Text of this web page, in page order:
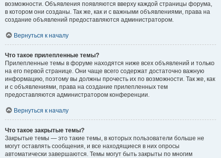
возможности. Объявления появляются вверху каждой страницы форума,
в котором они созданы. Так же, как и с важными объявлениями, права на
создание объявлений предоставляются администратором.
Вернуться к началу
Что такое прилепленные темы?
Прилепленные темы в форуме находятся ниже всех объявлений и только
на его первой странице. Они чаще всего содержат достаточно важную
информацию, поэтому вы должны прочесть их по возможности. Так же, как
и с объявлениями, права на создание прилепленных тем
предоставляются администратором конференции.
Вернуться к началу
Что такое закрытые темы?
Закрытые темы — это такие темы, в которых пользователи больше не
могут оставлять сообщения, и все находящиеся в них опросы
автоматически завершаются. Темы могут быть закрыты по многим